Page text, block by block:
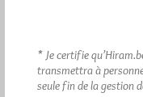
* Je certifie
transmettra à
seule fin de la gestion